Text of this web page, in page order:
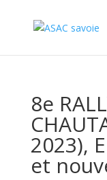
8e
2023),
et